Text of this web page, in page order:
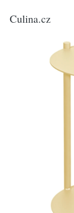
Culina.cz
Ande 40 cm